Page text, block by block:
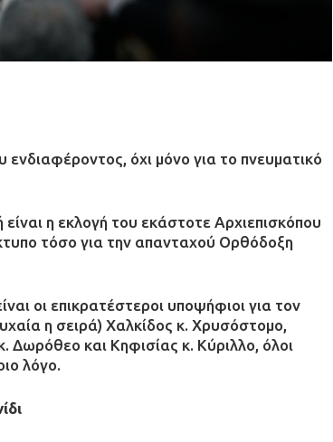
όχι μόνο για το πνευματικό
η εκλογή του εκάστοτε Αρχιεπισκόπου
τόσο για την απανταχού Ορθόδοξη
οι επικρατέστεροι υποψήφιοι για τον
η σειρά) Χαλκίδος κ. Χρυσόστομο,
και Κηφισίας κ. Κύριλλο, όλοι
λόγο.